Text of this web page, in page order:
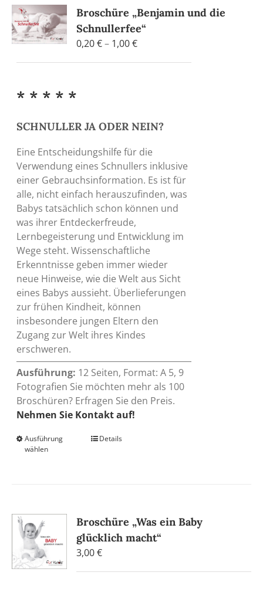
Die
Optionen
können
Broschüre „Benjamin und die
Schnullerfee“
0,20€– 1,00€Preisspanne:
* * * * *
SCHNULLER JA ODER NEIN?
Eine Entscheidungshilfe für die
Verwendung eines Schnullers inklusive
einer Gebrauchsinformation. Es ist für
alle, nicht einfach herauszufinden, was
Babys tatsächlich schon können und
was ihrer Entdeckerfreude,
Lernbegeisterung und Entwicklung im
Wege steht. Wissenschaftliche
Erkenntnisse geben immer wieder
neue Hinweise, wie die Welt aus Sicht
eines Babys aussieht. Überlieferungen
zur frühen Kindheit, können
insbesondere jungen Eltern den
Zugang zur Welt ihres Kindes
erschweren.
Ausführung: 12 Seiten, Format: A 5, 9
Fotografien Sie möchten mehr als 100
Broschüren? Erfragen Sie den Preis.
Nehmen Sie Kontakt auf!
Ausführung
wählen
Dieses
Die
Optionen
können
Details
Broschüre „Was ein Baby
glücklich macht“
3,00€